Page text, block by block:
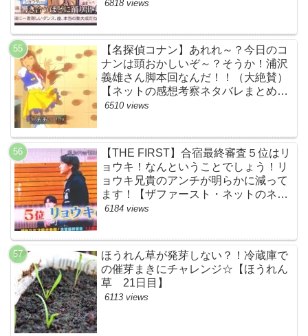
すげーよ…鳥肌立ったわ…【シャイニ
BMSG・BE:FIRST・ビーファース
ト】
6818 views
【名探偵コナン】あれれ～？今日のコ
ナンは頭おかしいぞ～？そうか！浦沢
義雄さん脚本回なんだ！！（大絶賛）
【ネットの感想考察ネタバレまとめ・
笑顔を消したアイドル】
6510 views
【THE FIRST】合宿最終審査５位はリ
ョウキ！なんということでしょう！リ
ョウキ兄貴のアンチが明らかに減って
ます！【ザファースト・ネットのネタ
バレ考察まとめ感想・スッキリ・
6184 views
ほうれん草が発芽しない？！冷蔵庫で
の催芽まきにチャレンジ☆【ほうれん
草 21日目】
6113 views